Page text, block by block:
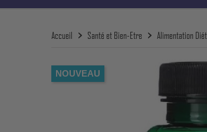
Accueil Santé et Bien-Etre Alimentation
NOUVEAU